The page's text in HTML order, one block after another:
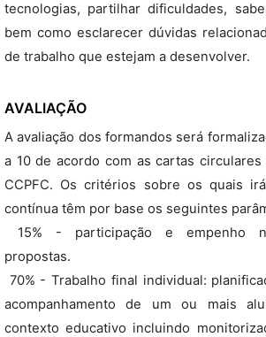
tecnologias, partilhar dificuldades,
bem como esclarecer dúvidas
de trabalho que estejam a desenvolver.
AVALIAÇÃO
A avaliação dos formandos será
a 10 de acordo com as cartas
CCPFC. Os critérios sobre os quais
contínua têm por base os seguintes
 15% - participação e empenho
propostas.
 70% - Trabalho final individual:
acompanhamento de um ou mais
contexto educativo incluindo